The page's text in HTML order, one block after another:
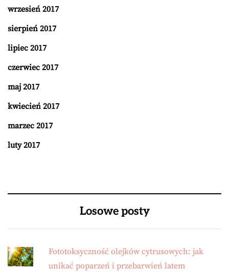
wrzesień 2017
sierpień 2017
lipiec 2017
czerwiec 2017
maj 2017
kwiecień 2017
marzec 2017
luty 2017
Losowe posty
Fototoksyczność olejków cytrusowych: jak
unikać poparzeń i przebarwień latem